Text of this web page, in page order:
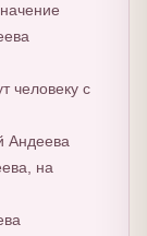
человеку с
Андеева
на